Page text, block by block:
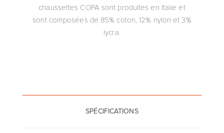
chaussettes COPA sont produites en Italie et
sont composées de 85% coton, 12% nylon et 3%
lycra.
SPÉCIFICATIONS